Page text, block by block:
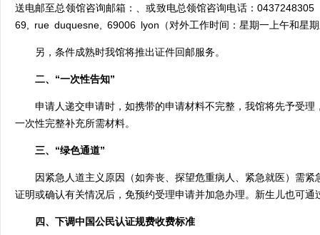
送电邮至总领馆咨询邮箱： 、或致电总领馆咨询电话： 0437248305
69, rue duquesne, 69006 lyon （对外工作时间：星期一上午和星
另，条件成熟时我馆将推出证件回邮服务。
二、 “一次性告知”
申请人递交申请时，如携带的申请材料不完整，我馆将先予受理
一次性完整补充所需材料。
三、 “绿色通道”
因紧急人道主义原因（如奔丧、探望危重病人、紧急就医）需
证明或确认有关情况后，免预约受理申请并加急办理。新生儿也可通
四、下调中国公民认证规费收费标准